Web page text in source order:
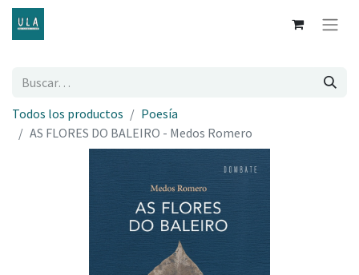
Todos los productos
Poesía
AS FLORES DO BALEIRO - Medos Romero